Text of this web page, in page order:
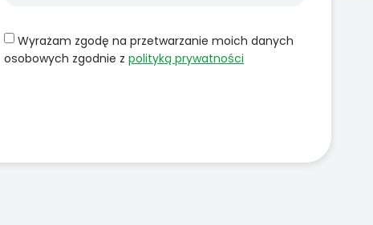
Wyrażam zgodę na przetwarzanie moich danych
osobowych zgodnie z polityką prywatności